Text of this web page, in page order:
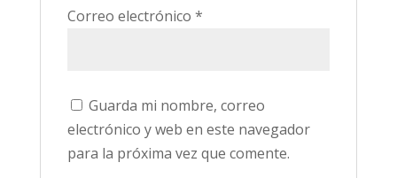
Correo electrónico *
Guarda mi nombre, correo
electrónico y web en este navegador
para la próxima vez que comente.